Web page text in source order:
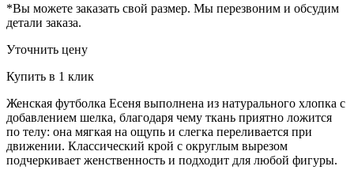
*Вы можете заказать свой размер. Мы перезвоним и обсудим
детали заказа.
Уточнить цену
Купить в 1 клик
Женская футболка Есеня выполнена из натурального хлопка с
добавлением шелка, благодаря чему ткань приятно ложится
по телу: она мягкая на ощупь и слегка переливается при
движении. Классический крой с округлым вырезом
подчеркивает женственность и подходит для любой фигуры.